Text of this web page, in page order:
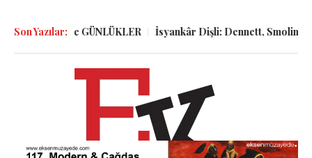
Son Yazılar:ve GÜNLÜKLER İsyankâr Dişli: Dennett, Smolin ve